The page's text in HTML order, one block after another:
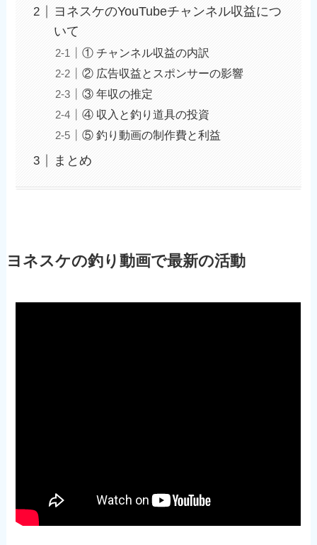
ヨネスケのYouTubeチャンネル収益につ
いて
① チャンネル収益の内訳
② 広告収益とスポンサーの影響
③ 年収の推定
④ 収入と釣り道具の投資
⑤ 釣り動画の制作費と利益
まとめ
ヨネスケの釣り動画で最新の活動